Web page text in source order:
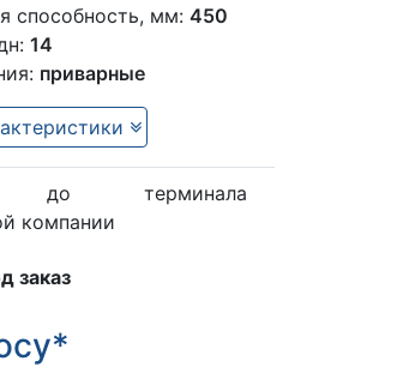
способность, мм:450
14
приварные
до терминала
компании
заказ